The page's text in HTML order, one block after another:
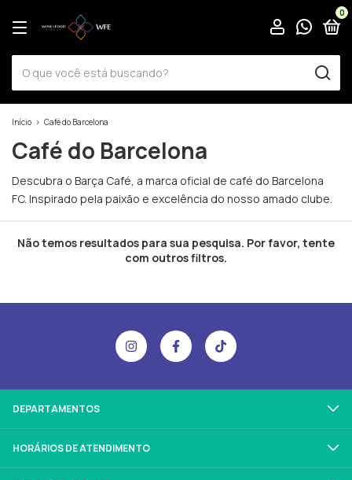
0
Início > Café do Barcelona
Café do Barcelona
Descubra o Barça Café, a marca oficial de café do Barcelona
FC. Inspirado pela paixão e excelência do nosso amado clube.
Não temos resultados para sua pesquisa. Por favor, tente
com outros filtros.
DEPARTAMENTOS
HORÁRIOS DE ATENDIMENTO